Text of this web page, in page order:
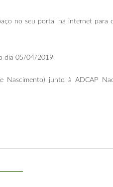
no seu portal na internet para
dia 05/04/2019.
junto à ADCAP